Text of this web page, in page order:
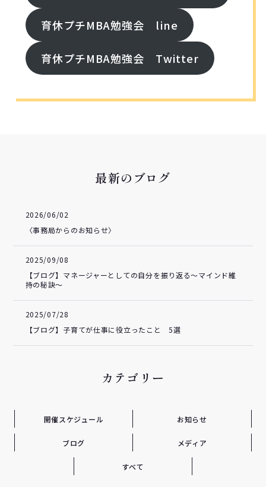
育休プチMBA勉強会 line
育休プチMBA勉強会 Twitter
最新のブログ
2026/06/02
〈事務局からのお知らせ〉
2025/09/08
【ブログ】マネージャーとしての自分を振り返る～マインド維
持の秘訣～
2025/07/28
【ブログ】子育てが仕事に役立ったこと 5選
カテゴリー
開催スケジュール お知らせ
ブログ メディア
すべて